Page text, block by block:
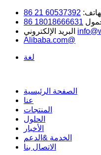
Alibaba.com@
لغة
الصفحة الرئيسية
عنا
المنتجات
الحلول
الأخبار
الخدمة &الدعم
الاتصال بنا